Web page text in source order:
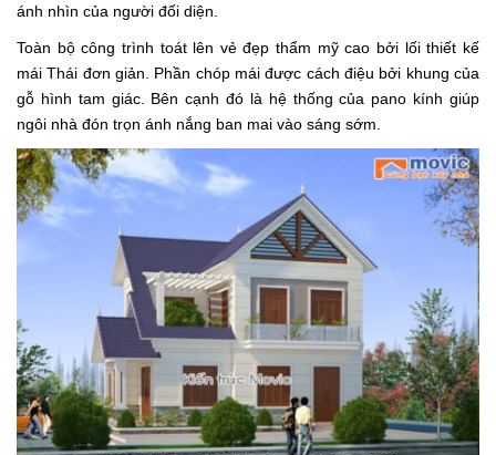
ánh nhìn của người đối diện.
Toàn bộ công trình toát lên vẻ đẹp thẩm mỹ cao bởi lối thiết kế
mái Thái đơn giản. Phần chóp mái được cách điệu bởi khung của
gỗ hình tam giác. Bên cạnh đó là hệ thống của pano kính giúp
ngôi nhà đón trọn ánh nắng ban mai vào sáng sớm.